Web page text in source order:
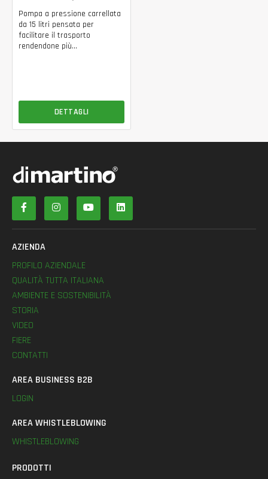
Pompa a pressione carrellata
da 15 litri pensata per
facilitare il trasporto
rendendone più...
DETTAGLI
AZIENDA
PROFILO AZIENDALE
QUALITÀ TUTTA ITALIANA
AMBIENTE E SOSTENIBILITÀ
STORIA
VIDEO
FIERE
CONTATTI
AREA BUSINESS B2B
LOGIN
AREA WHISTLEBLOWING
WHISTLEBLOWING
PRODOTTI